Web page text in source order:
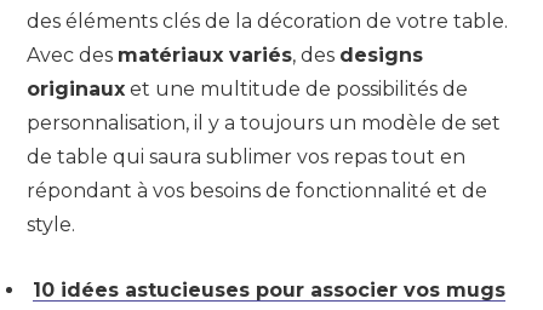
des éléments clés de la décoration de votre table.
Avec des matériaux variés, des designs
originaux et une multitude de possibilités de
personnalisation, il y a toujours un modèle de set
de table qui saura sublimer vos repas tout en
répondant à vos besoins de fonctionnalité et de
style.
10 idées astucieuses pour associer vos mugs